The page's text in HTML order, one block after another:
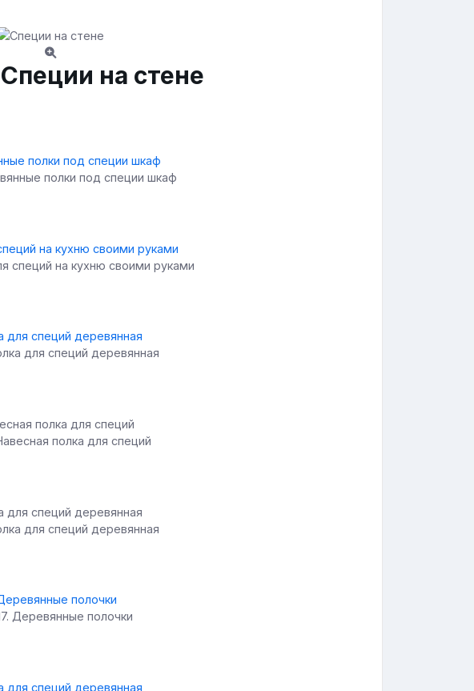
на стене
полки под специи шкаф
специй на кухню своими руками
для специй деревянная
полка для специй
для специй деревянная
Деревянные полочки